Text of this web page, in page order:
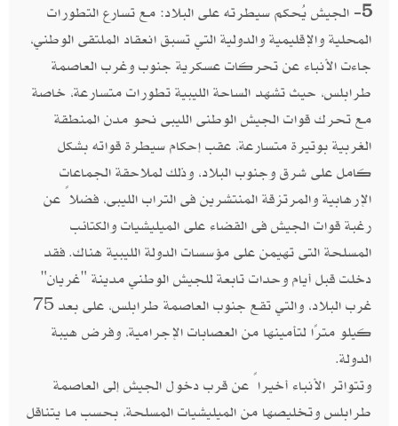
5-
الجيش يُحكم سيطرته على البلاد: مع تسارع التطورات
المحلية والإقليمية والدولية التي تسبق انعقاد الملتقى الوطني،
جاءت الأنباء عن تحركات عسكرية جنوب وغرب العاصمة
طرابلس، حيث تشهد الساحة الليبية تطورات متسارعة، خاصة
مع تحرك قوات الجيش الوطنى الليبى نحو مدن المنطقة
الغربية بوتيرة متسارعة، عقب إحكام سيطرة قواته بشكل
كامل على شرق وجنوب البلاد، وذلك لملاحقة الجماعات
الإرهابية والمرتزقة المنتشرين فى التراب الليبى، فضلاً عن
رغبة قوات الجيش فى القضاء على الميليشيات والكتائب
المسلحة التى تهيمن على مؤسسات الدولة الليبية هناك. فقد
دخلت قبل أيام وحدات تابعة للجيش الوطني مدينة "غريان"
غرب البلاد، والتي تقع جنوب العاصمة طرابلس، على بعد 75
كيلو مترًا لتأمينها من العصابات الإجرامية، وفرض هيبة
الدولة.
وتتواتر الأنباء أخيراً عن قرب دخول الجيش إلى العاصمة
طرابلس وتخليصها من الميليشيات المسلحة، بحسب ما يتناقل